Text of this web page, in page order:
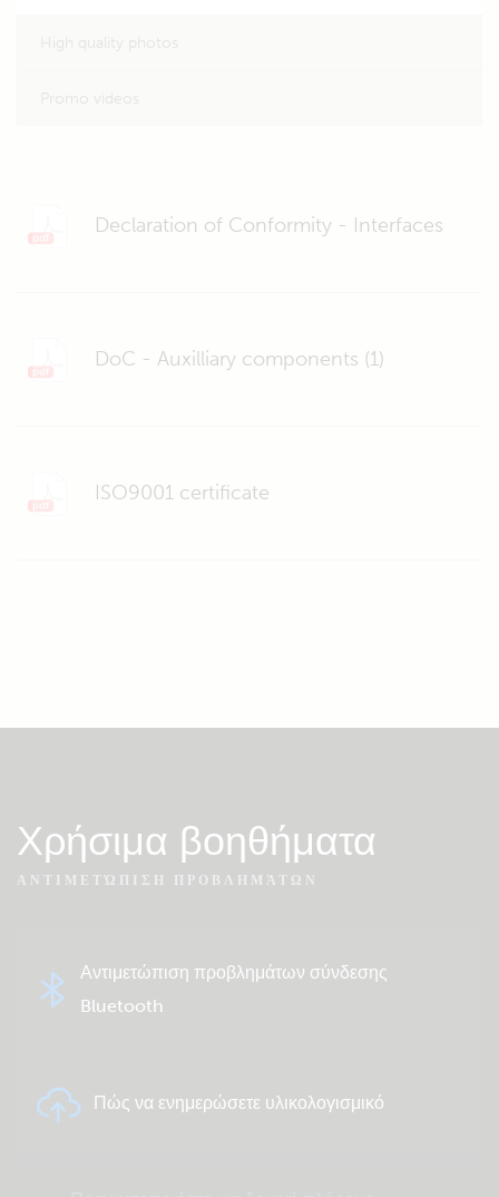
Declaration of Conformity - Interfaces
DoC - Auxilliary components (1)
ISO9001 certificate
Χρήσιμα βοηθήματα
ΑΝΤΙΜΕΤΏΠΙΣΗ ΠΡΟΒΛΗΜΆΤΩΝ
Αντιμετώπιση προβλημάτων σύνδεσης
Bluetooth
Πώς να ενημερώσετε υλικολογισμικό